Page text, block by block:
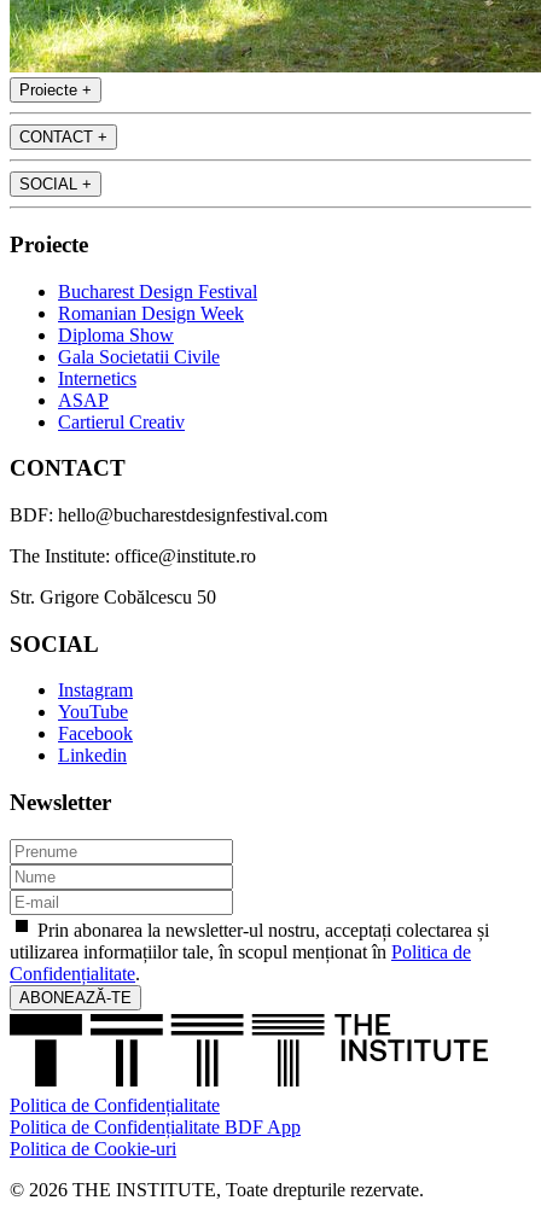
Proiecte +
CONTACT +
SOCIAL +
Proiecte
Bucharest Design Festival
Romanian Design Week
Diploma Show
Gala Societatii Civile
Internetics
ASAP
Cartierul Creativ
CONTACT
BDF: hello@bucharestdesignfestival.com
The Institute: office@institute.ro
Str. Grigore Cobălcescu 50
SOCIAL
Instagram
YouTube
Facebook
Linkedin
Newsletter
Prin abonarea la newsletter-ul nostru, acceptați colectarea și
utilizarea informațiilor tale, în scopul menționat în Politica de
Confidențialitate.
ABONEAZĂ-TE
Politica de Confidențialitate
Politica de Confidențialitate BDF App
Politica de Cookie-uri
© 2026 THE INSTITUTE, Toate drepturile rezervate.